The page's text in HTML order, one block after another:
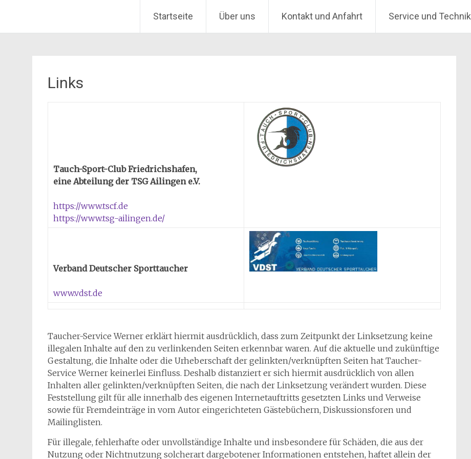
Taucherservice Werner
Startseite Über uns Kontakt und Anfahrt Service und Technik
Links
Tauch-Sport-Club Friedrichshafen,
eine Abteilung der TSG Ailingen e.V.
https://www.tscf.de
https://www.tsg-ailingen.de/
Verband Deutscher Sporttaucher
www.vdst.de
Taucher-Service Werner erklärt hiermit ausdrücklich, dass zum Zeitpunkt der Linksetzung keine
illegalen Inhalte auf den zu verlinkenden Seiten erkennbar waren. Auf die aktuelle und zukünftige
Gestaltung, die Inhalte oder die Urheberschaft der gelinkten/verknüpften Seiten hat Taucher-
Service Werner keinerlei Einfluss. Deshalb distanziert er sich hiermit ausdrücklich von allen
Inhalten aller gelinkten/verknüpften Seiten, die nach der Linksetzung verändert wurden. Diese
Feststellung gilt für alle innerhalb des eigenen Internetauftritts gesetzten Links und Verweise
sowie für Fremdeinträge in vom Autor eingerichteten Gästebüchern, Diskussionsforen und
Mailinglisten.
Für illegale, fehlerhafte oder unvollständige Inhalte und insbesondere für Schäden, die aus der
Nutzung oder Nichtnutzung solcherart dargebotener Informationen entstehen, haftet allein der